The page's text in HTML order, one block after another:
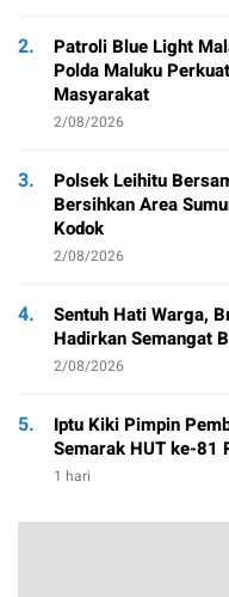
2.
Patroli Blue Light
Polda Maluku
Masyarakat
2/08/2026
3.
Polsek Leihitu
Bersihkan Area
Kodok
2/08/2026
4.
Sentuh Hati Warga,
Hadirkan Semangat
2/08/2026
5.
Iptu Kiki Pimpin
Semarak HUT ke-81
1 hari